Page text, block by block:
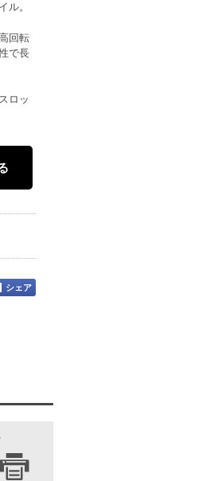
ル。
回転
で長
ロッ
る